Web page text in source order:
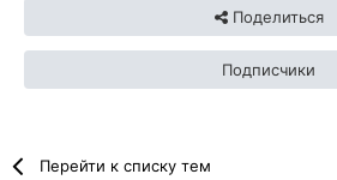
Поделиться
Подписчики
Перейти к списку тем